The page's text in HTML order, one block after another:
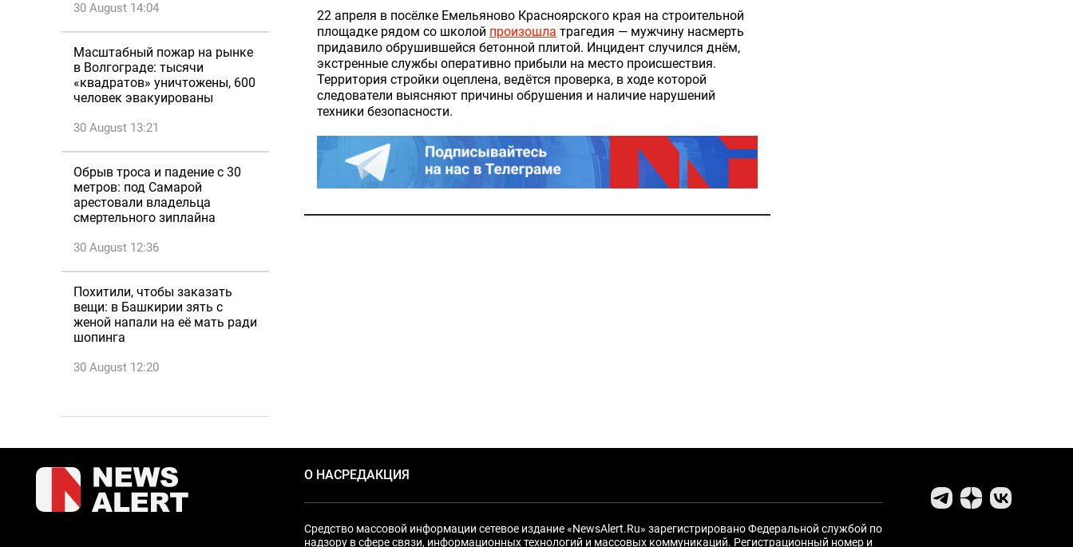
30 August 14:04
Масштабный пожар на рынке
в Волгограде: тысячи
«квадратов» уничтожены, 600
человек эвакуированы
30 August 13:21
Обрыв троса и падение с 30
метров: под Самарой
арестовали владельца
смертельного зиплайна
30 August 12:36
Похитили, чтобы заказать
вещи: в Башкирии зять с
женой напали на её мать ради
шопинга
30 August 12:20
22 апреля в посёлке Емельяново Красноярского края на строительной
площадке рядом со школой произошла трагедия — мужчину насмерть
придавило обрушившейся бетонной плитой. Инцидент случился днём,
экстренные службы оперативно прибыли на место происшествия.
Территория стройки оцеплена, ведётся проверка, в ходе которой
следователи выясняют причины обрушения и наличие нарушений
техники безопасности.
О НАСРЕДАКЦИЯ
Средство массовой информации сетевое издание «NewsAlert.Ru» зарегистрировано Федеральной службой по
надзору в сфере связи, информационных технологий и массовых коммуникаций. Регистрационный номер и